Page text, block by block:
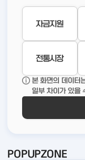
자금지원
전통시장
본 화면의 데이터
일부 차이가 있을
POPUPZONE